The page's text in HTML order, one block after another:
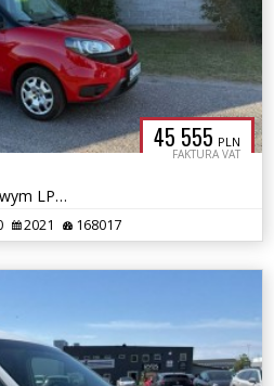
45 555 PLN
FAKTURA VAT
1.4Tjet/120KM //2021 r/Nowym LPG /przebieg 168 tys km
2021 168017